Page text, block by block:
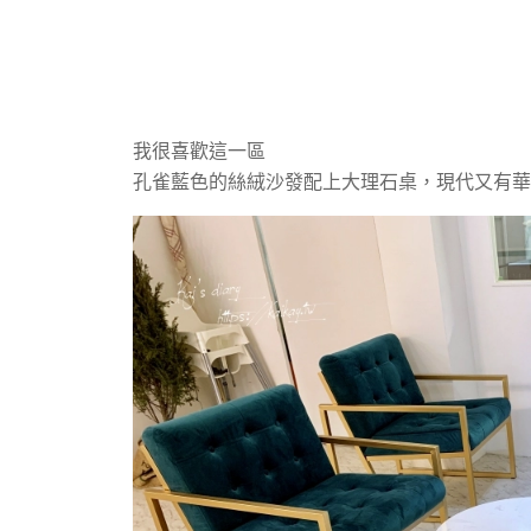
我很喜歡這一區
孔雀藍色的絲絨沙發配上大理石桌， 現代又有